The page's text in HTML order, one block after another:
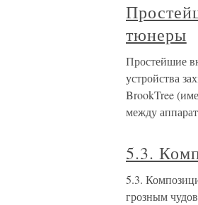
тюнеры
Простейшие
устройства
BrookTree
между
5.3.
5.3.
грозным